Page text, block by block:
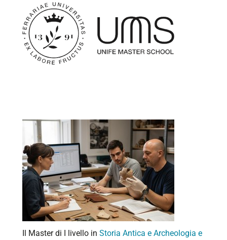
Il Master di I livello in Storia Antica e Archeologia e